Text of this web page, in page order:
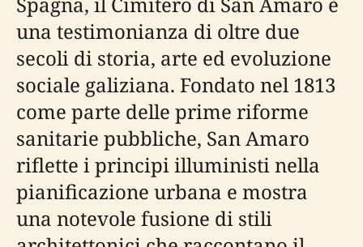
una testimonianza di oltre due
secoli di storia, arte ed evoluzione
sociale galiziana. Fondato nel 1813
come parte delle prime riforme
sanitarie pubbliche, San Amaro
riflette i principi illuministi nella
pianificazione urbana e mostra
una notevole fusione di stili